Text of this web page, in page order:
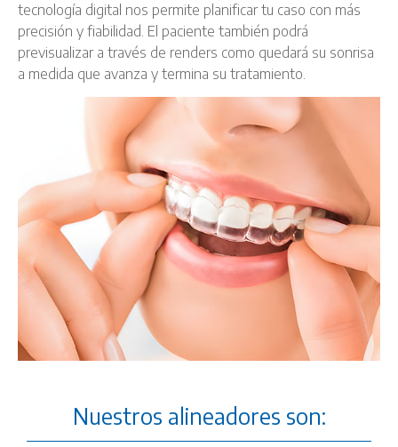
tecnología digital nos permite planificar tu caso con más
precisión y fiabilidad. El paciente también podrá
previsualizar a través de renders como quedará su sonrisa
a medida que avanza y termina su tratamiento.
Nuestros alineadores son: